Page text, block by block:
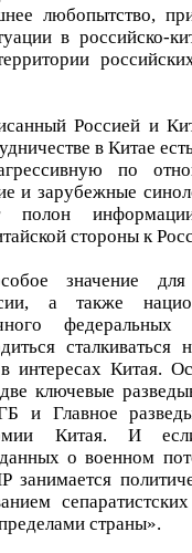
любопытство,
в российско-
Россией и
в Китае
по
и зарубежные
полон
стороны к
значение для
а также
федеральных
сталкиваться
интересах Китая.
ключевые
Главное
Китая. И
о военном
страны».